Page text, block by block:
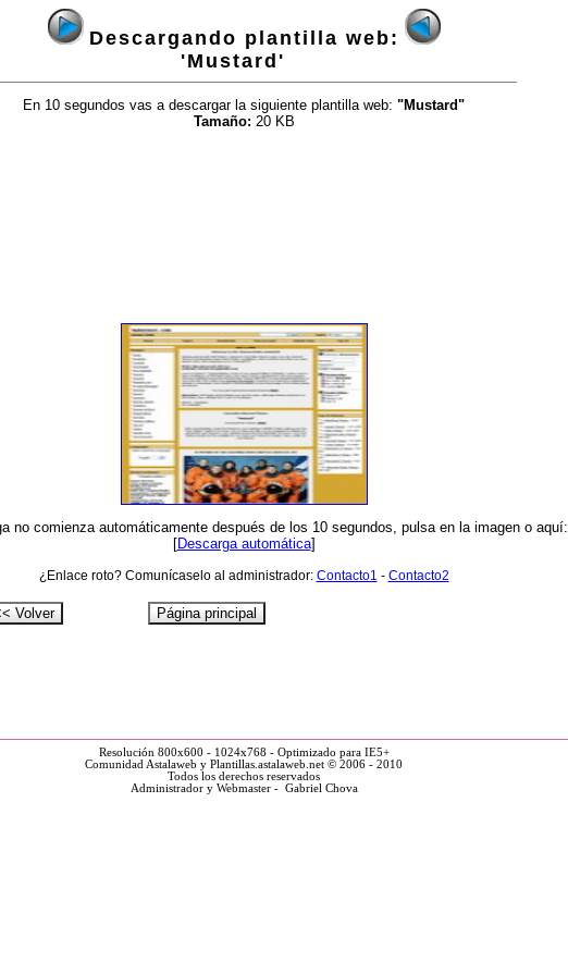
Descargando plantilla web:
'Mustard'
En 10 segundos vas a descargar la siguiente plantilla web: "Mustard"
Tamaño: 20 KB
no comienza automáticamente después de los 10 segundos, pulsa en la imagen o aquí:
[Descarga automática]
¿Enlace roto? Comunícaselo al administrador: Contacto1 - Contacto2
Resolución 800x600 - 1024x768 - Optimizado para IE5+
Comunidad Astalaweb y Plantillas.astalaweb.net © 2006 - 2010
Todos los derechos reservados
Administrador y Webmaster - Gabriel Chova